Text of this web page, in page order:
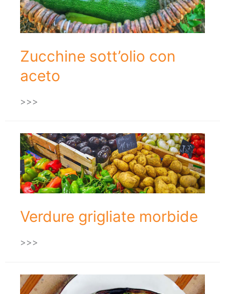
Zucchine sott’olio con
aceto
>>>
Verdure grigliate morbide
>>>